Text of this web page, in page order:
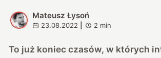
M
Mateusz Łysoń
23.08.2022 2 min
To już koniec czasów, w których